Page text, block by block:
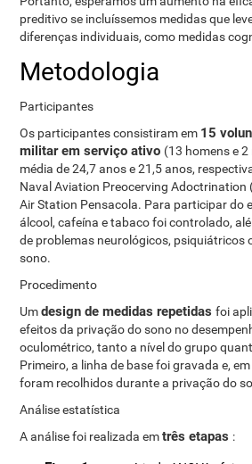
preditivo se incluíssemos medidas que
diferenças individuais, como medidas
Metodologia
Participantes
Os participantes consistiram em 15
militar em serviço ativo (13 homens e
média de 24,7 anos e 21,5 anos,
Naval Aviation Preocerving Adoctrination
Air Station Pensacola. Para participar do
álcool, cafeína e tabaco foi controlado,
de problemas neurológicos, psiquiátricos
sono.
Procedimento
Umdesign de medidas repetidasfoi
efeitos da privação do sono no
oculométrico, tanto a nível do grupo
Primeiro, a linha de base foi gravada e,
foram recolhidos durante a privação do
Análise estatística
A análise foi realizada emtrês etapas :